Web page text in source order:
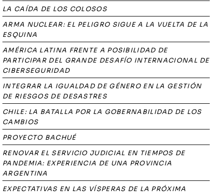
LA CAÍDA DE LOS COLOSOS
ARMA NUCLEAR: EL PELIGRO SIGUE A LA VUELTA DE LA
ESQUINA
AMÉRICA LATINA FRENTE A POSIBILIDAD DE
PARTICIPAR DEL GRANDE DESAFÍO INTERNACIONAL DE
CIBERSEGURIDAD
INTEGRAR LA IGUALDAD DE GÉNERO EN LA GESTIÓN
DE RIESGOS DE DESASTRES
CHILE: LA BATALLA POR LA GOBERNABILIDAD DE LOS
CAMBIOS
PROYECTO BACHUÉ
RENOVAR EL SERVICIO JUDICIAL EN TIEMPOS DE
PANDEMIA: EXPERIENCIA DE UNA PROVINCIA
ARGENTINA
EXPECTATIVAS EN LAS VÍSPERAS DE LA PRÓXIMA